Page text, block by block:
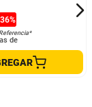
36%
de